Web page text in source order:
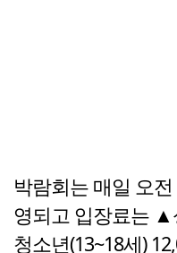
박람회는 매일 오
영되고 입장료는 ▲
청소년(13~18세)